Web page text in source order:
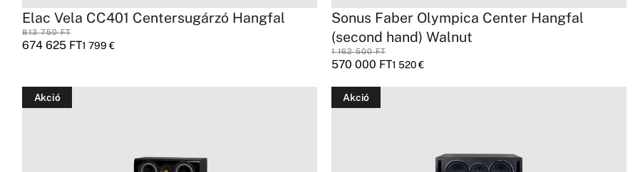
Elac Vela CC401 Centersugárzó Hangfal
813 750FT
674 625 FT1 799€
Sonus Faber Olympica Center Hangfal
(second hand) Walnut
1 162 500FT
570 000 FT1 520€
Akció Akció